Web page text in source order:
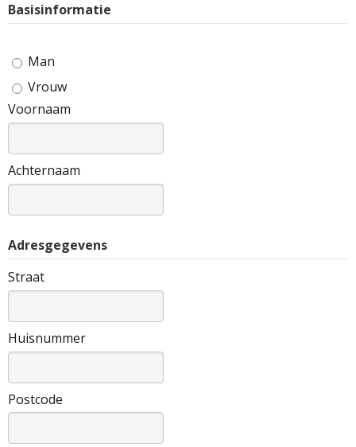
Basisinformatie
Man
Vrouw
Voornaam
Achternaam
Adresgegevens
Straat
Huisnummer
Postcode